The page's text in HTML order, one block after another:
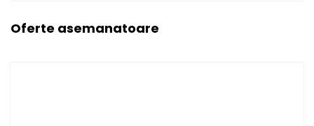
Oferte asemanatoare